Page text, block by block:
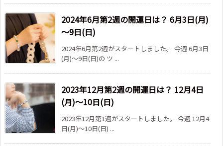
2024年6月第2週の開運日は？ 6月3日(月)
～9日(日)
2024年6月第2週がスタートしました。 今週 6月3日
(月)～9日(日)の ツ ...
2023年12月第2週の開運日は？ 12月4日
(月)～10日(日)
2023年12月第1週がスタートしました。 今週 12月4
日(月)～10日(日) ...